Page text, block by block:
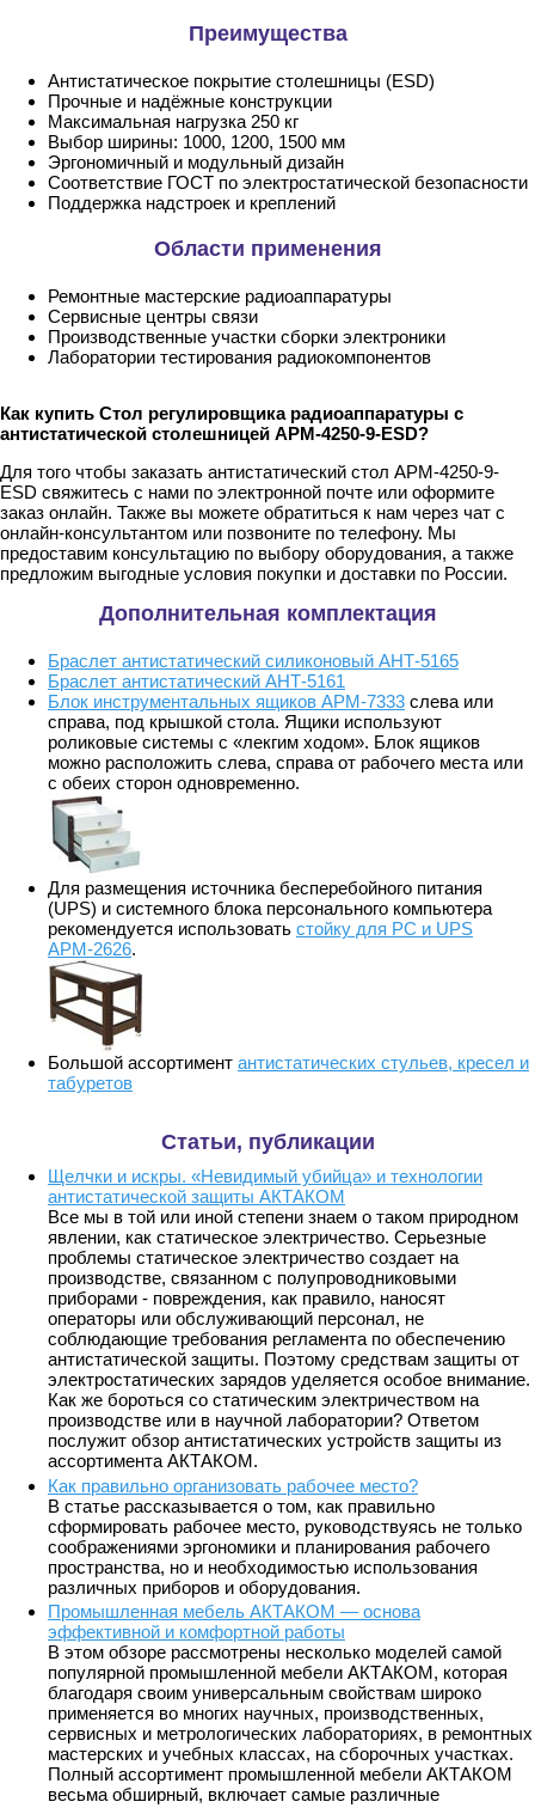
Преимущества
Антистатическое покрытие столешницы (ESD)
Прочные и надёжные конструкции
Максимальная нагрузка 250 кг
Выбор ширины: 1000, 1200, 1500 мм
Эргономичный и модульный дизайн
Соответствие ГОСТ по электростатической безопасности
Поддержка надстроек и креплений
Области применения
Ремонтные мастерские радиоаппаратуры
Сервисные центры связи
Производственные участки сборки электроники
Лаборатории тестирования радиокомпонентов
Как купить Стол регулировщика радиоаппаратуры с
антистатической столешницей АРМ-4250-9-ESD?
Для того чтобы заказать антистатический стол АРМ-4250-9-
ESD свяжитесь с нами по электронной почте или оформите
заказ онлайн. Также вы можете обратиться к нам через чат с
онлайн-консультантом или позвоните по телефону. Мы
предоставим консультацию по выбору оборудования, а также
предложим выгодные условия покупки и доставки по России.
Дополнительная комплектация
Браслет антистатический силиконовый АНТ-5165
Браслет антистатический АНТ-5161
Блок инструментальных ящиков АРМ-7333 слева или
справа, под крышкой стола. Ящики используют
роликовые системы с «лекгим ходом». Блок ящиков
можно расположить слева, справа от рабочего места или
с обеих сторон одновременно.
Для размещения источника бесперебойного питания
(UPS) и системного блока персонального компьютера
рекомендуется использовать стойку для PС и UPS
АРМ-2626.
Большой ассортимент антистатических стульев, кресел и
табуретов
Статьи, публикации
Щелчки и искры. «Невидимый убийца» и технологии
антистатической защиты АКТАКОМ
Все мы в той или иной степени знаем о таком природном
явлении, как статическое электричество. Серьезные
проблемы статическое электричество создает на
производстве, связанном с полупроводниковыми
приборами - повреждения, как правило, наносят
операторы или обслуживающий персонал, не
соблюдающие требования регламента по обеспечению
антистатической защиты. Поэтому средствам защиты от
электростатических зарядов уделяется особое внимание.
Как же бороться со статическим электричеством на
производстве или в научной лаборатории? Ответом
послужит обзор антистатических устройств защиты из
ассортимента АКТАКОМ.
Как правильно организовать рабочее место?
В статье рассказывается о том, как правильно
сформировать рабочее место, руководствуясь не только
соображениями эргономики и планирования рабочего
пространства, но и необходимостью использования
различных приборов и оборудования.
Промышленная мебель АКТАКОМ — основа
эффективной и комфортной работы
В этом обзоре рассмотрены несколько моделей самой
популярной промышленной мебели АКТАКОМ, которая
благодаря своим универсальным свойствам широко
применяется во многих научных, производственных,
сервисных и метрологических лабораториях, в ремонтных
мастерских и учебных классах, на сборочных участках.
Полный ассортимент промышленной мебели АКТАКОМ
весьма обширный, включает самые различные